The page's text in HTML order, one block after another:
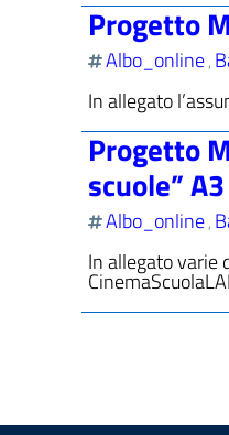
Progetto
Albo_online,
In allegato
Progetto
scuole”
Albo_online,
In allegato varie